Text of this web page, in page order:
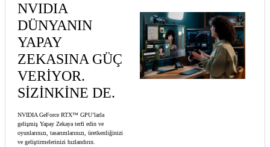
NVIDIA
DÜNYANIN
YAPAY
ZEKASINA GÜÇ
VERİYOR.
SİZİNKİNE DE.
NVIDIA GeForce RTX™ GPU’larla
gelişmiş Yapay Zekaya terfi edin ve
oyunlarınızı, tasarımlarınızı, üretkenliğinizi
ve geliştirmelerinizi hızlandırın.